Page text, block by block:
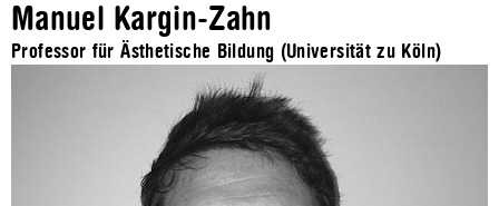
Manuel Kargin-Zahn
Professor für Ästhetische Bildung (Universität zu Köln)